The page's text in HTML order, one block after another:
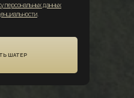
персональных данных
.
ШАТЕР